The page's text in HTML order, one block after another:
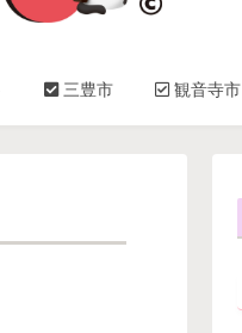
三豊市 観音寺市